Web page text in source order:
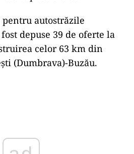
pentru autostrăzile
depuse 39 de oferte la
celor 63 km din
(Dumbrava)-Buzău.